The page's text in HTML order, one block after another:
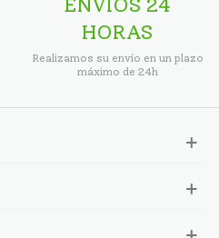
ENVIOS 24
HORAS
Realizamos su envío en un plazo
máximo de 24h